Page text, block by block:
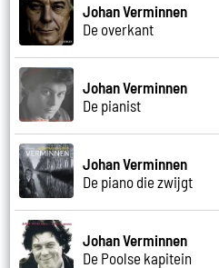
Johan Verminnen
De overkant
Johan Verminnen
De pianist
Johan Verminnen
De piano die zwijgt
Johan Verminnen
De Poolse kapitein